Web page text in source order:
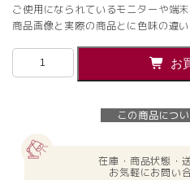
ご使用になられているモニターや端
商品画像と実際の商品とに色味の違
【法
お
この商品につ
在庫・商品状態・
お気軽にお問い